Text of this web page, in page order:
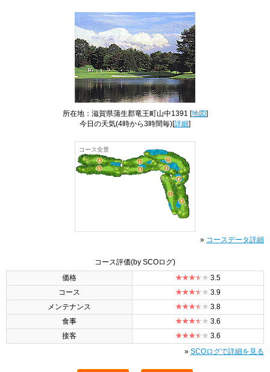
所在地：滋賀県蒲生郡竜王町山中1391 [地図]
今日の天気(4時から3時間毎)[詳細]
コース全景
» コースデータ詳細
コース評価(by SCOログ)
価格
3.5
コース
3.9
メンテナンス
3.8
食事
3.6
接客
3.6
» SCOログで詳細を見る